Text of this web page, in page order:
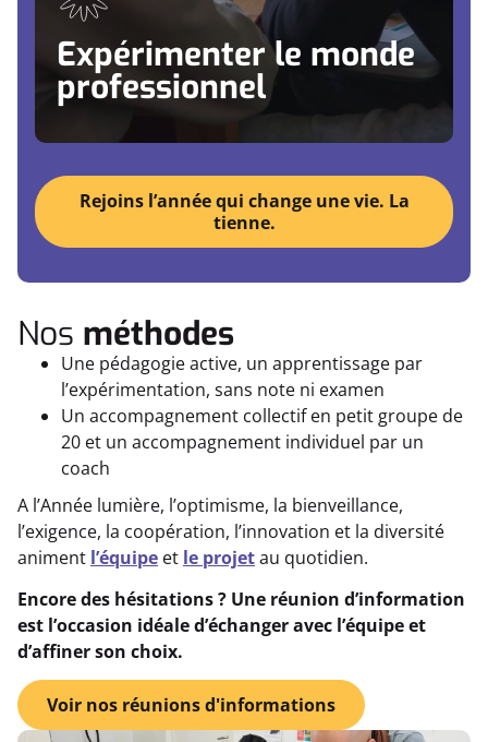
Expérimenter le monde
professionnel
Développer des compétences concrètes par
l'expérience
Rejoins l’année qui change une vie. La
tienne.
Nos méthodes
Une pédagogie active, un apprentissage par
l’expérimentation, sans note ni examen
Un accompagnement collectif en petit groupe de
20 et un accompagnement individuel par un
coach
A l’Année lumière, l’optimisme, la bienveillance,
l’exigence, la coopération, l’innovation et la diversité
animent l’équipe et le projetau quotidien.
Encore des hésitations ? Une réunion d’information
est l’occasion idéale d’échanger avec l’équipe et
d’affiner son choix.
Voir nos réunions d'informations